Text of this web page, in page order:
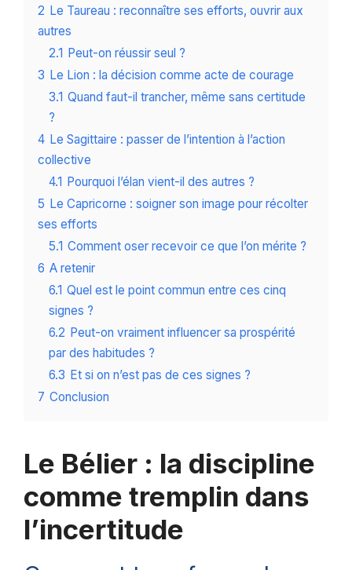
2 Le Taureau : reconnaître ses efforts, ouvrir aux
autres
2.1 Peut-on réussir seul ?
3 Le Lion : la décision comme acte de courage
3.1 Quand faut-il trancher, même sans certitude
?
4 Le Sagittaire : passer de l’intention à l’action
collective
4.1 Pourquoi l’élan vient-il des autres ?
5 Le Capricorne : soigner son image pour récolter
ses efforts
5.1 Comment oser recevoir ce que l’on mérite ?
6 A retenir
6.1 Quel est le point commun entre ces cinq
signes ?
6.2 Peut-on vraiment influencer sa prospérité
par des habitudes ?
6.3 Et si on n’est pas de ces signes ?
7 Conclusion
Le Bélier : la discipline
comme tremplin dans
l’incertitude